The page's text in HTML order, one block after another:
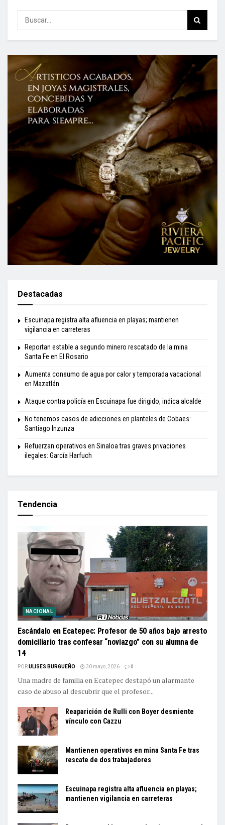
Destacadas
Escuinapa registra alta afluencia en playas; mantienen
vigilancia en carreteras
Reportan estable a segundo minero rescatado de la mina
Santa Fe en El Rosario
Aumenta consumo de agua por calor y temporada vacacional
en Mazatlán
Ataque contra policía en Escuinapa fue dirigido, indica alcalde
No tenemos casos de adicciones en planteles de Cobaes:
Santiago Inzunza
Refuerzan operativos en Sinaloa tras graves privaciones
ilegales: García Harfuch
Tendencia
NACIONAL
Escándalo en Ecatepec: Profesor de 50 años bajo arresto
domiciliario tras confesar “noviazgo” con su alumna de
14
PORULISES BURGUEÑO 30 mayo, 2026 0
Una madre de familia en Ecatepec destapó un alarmante
caso de abuso al descubrir que el profesor...
Reaparición de Rulli con Boyer desmiente
vínculo con Cazzu
Mantienen operativos en mina Santa Fe tras
rescate de dos trabajadores
Escuinapa registra alta afluencia en playas;
mantienen vigilancia en carreteras